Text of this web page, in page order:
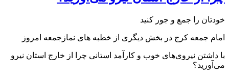
خودتان را جمع و جور کنید
امام جمعه کرج در بخش دیگری از خطبه های نمازجمعه امروز
با داشتن نیروی‌های خوب و کارآمد استانی چرا از خارج استان نیرو
می‌آورید؟